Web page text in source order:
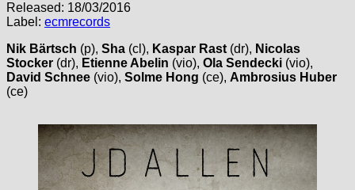
Released: 18/03/2016
Label: ecmrecords
Nik Bärtsch (p), Sha (cl), Kaspar Rast (dr), Nicolas
Stocker (dr), Etienne Abelin (vio), Ola Sendecki (vio),
David Schnee (vio), Solme Hong (ce), Ambrosius Huber
(ce)